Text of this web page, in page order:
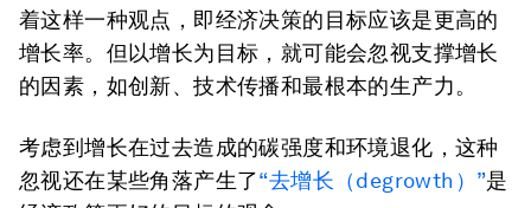
着这样一种观点，即经济决策的目标应该是更高的
增长率。但以增长为目标，就可能会忽视支撑增长
的因素，如创新、技术传播和最根本的生产力。
考虑到增长在过去造成的碳强度和环境退化，这种
忽视还在某些角落产生了“去增长（degrowth）”是